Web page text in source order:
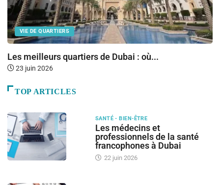
VIE DE QUARTIERS
Les meilleurs quartiers de Dubai : où...
23 juin 2026
TOP ARTICLES
SANTÉ - BIEN-ÊTRE
Les médecins et
professionnels de la santé
francophones à Dubai
22 juin 2026